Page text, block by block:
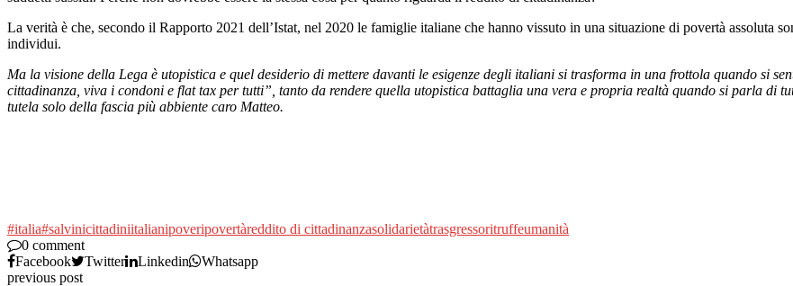
La verità è che, secondo il Rapporto 2021 dell’Istat, nel 2020 le famiglie italiane che hanno vissuto in una situazione di povertà assoluta
individui.
Ma la visione della Lega è utopistica e quel desiderio di mettere davanti le esigenze degli italiani si trasforma in una frottola quando si
cittadinanza, viva i condoni e flat tax per tutti”, tanto da rendere quella utopistica battaglia una vera e propria realtà quando si parla di
tutela solo della fascia più abbiente caro Matteo.
#italia#salvinicittadiniitalianipoveripovertàreddito di cittadinanzasolidarietàtrasgressoritruffeumanità
0 comment
Facebook
Twitter Linkedin
Whatsapp
previous post